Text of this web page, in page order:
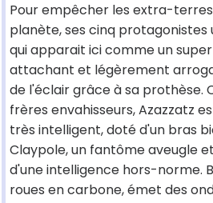
Pour empêcher les extra-
planète, ses cinq protagonistes
qui apparait ici comme un
attachant et légèrement
de l'éclair grâce à sa prothèse.
frères envahisseurs, Azazzatz
très intelligent, doté d'un bras
Claypole, un fantôme aveugle
d'une intelligence hors-norme.
roues en carbone, émet des